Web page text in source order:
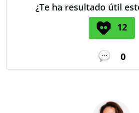
¿Te ha resultado útil
12
0